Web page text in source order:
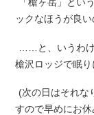
「槍ヶ岳」とい
ックなほうが良
……と、いうわ
槍沢ロッジで眠り
(次の日はそれな
すので早めにお